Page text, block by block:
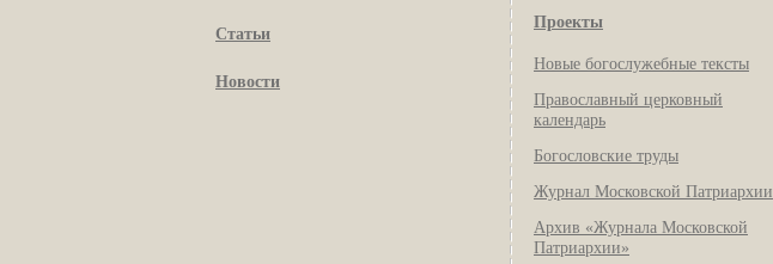
Статьи
Новости
Проекты
Новые богослужебные тексты
Православный церковный
календарь
Богословские труды
Журнал Московской Патриархии
Архив «Журнала Московской
Патриархии»